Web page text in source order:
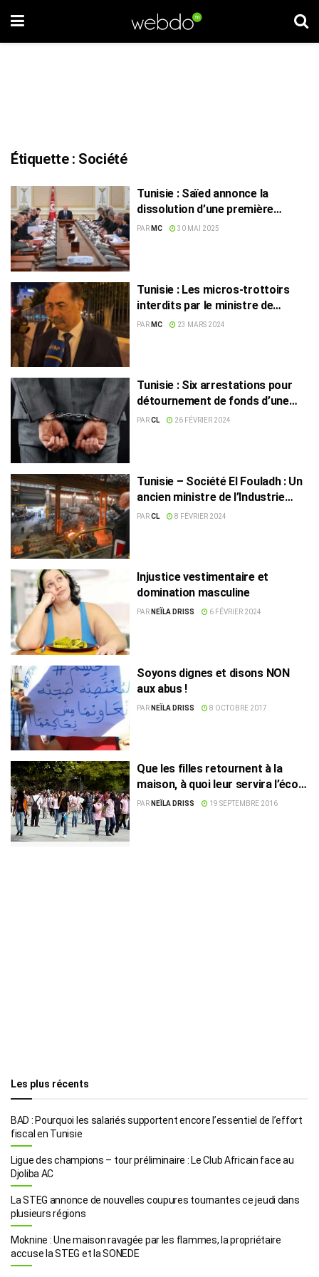
Étiquette : Société
Tunisie : Saïed annonce la
dissolution d’une première
société de sous-traitance
PAR MC 30 MAI 2025
Tunisie : Les micros-trottoirs
interdits par le ministre de
l’Intérieur pour nuisance !
PAR MC 23 MARS 2024
Tunisie : Six arrestations pour
détournement de fonds d’une
Société de travaux publics
PARCL 26 FÉVRIER 2024
Tunisie – Société El Fouladh : Un
ancien ministre de l’Industrie
arrêté pour corruption
PARCL 8 FÉVRIER 2024
Injustice vestimentaire et
domination masculine
PAR NEÏLA DRISS 6 FÉVRIER 2024
Soyons dignes et disons NON
aux abus !
PAR NEÏLA DRISS 8 OCTOBRE 2017
Que les filles retournent à la
maison, à quoi leur servira l’école
?
PAR NEÏLA DRISS 19 SEPTEMBRE 2016
Les plus récents
BAD : Pourquoi les salariés supportent encore l’essentiel de l’effort
fiscal en Tunisie
Ligue des champions – tour préliminaire : Le Club Africain face au
Djoliba AC
La STEG annonce de nouvelles coupures tournantes ce jeudi dans
plusieurs régions
Moknine : Une maison ravagée par les flammes, la propriétaire
accuse la STEG et la SONEDE